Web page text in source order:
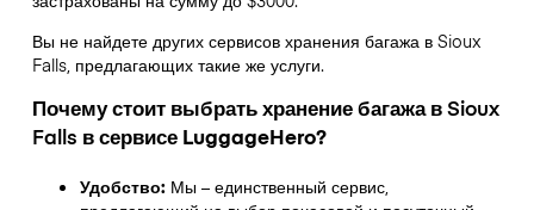
Вы не найдете других сервисов хранения багажа в Sioux
Falls, предлагающих такие же услуги.
Почему стоит выбрать хранение багажа вSioux
Falls в сервисе LuggageHero?
Удобство: Мы – единственный сервис,